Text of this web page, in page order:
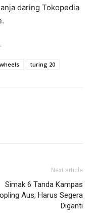
daring Tokopedia
turing 20
Next article
Simak 6 Tanda Kampas
Aus, Harus Segera
Diganti